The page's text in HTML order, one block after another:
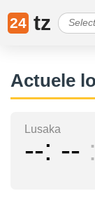
24 tz
Actuele
Lusaka
-- --